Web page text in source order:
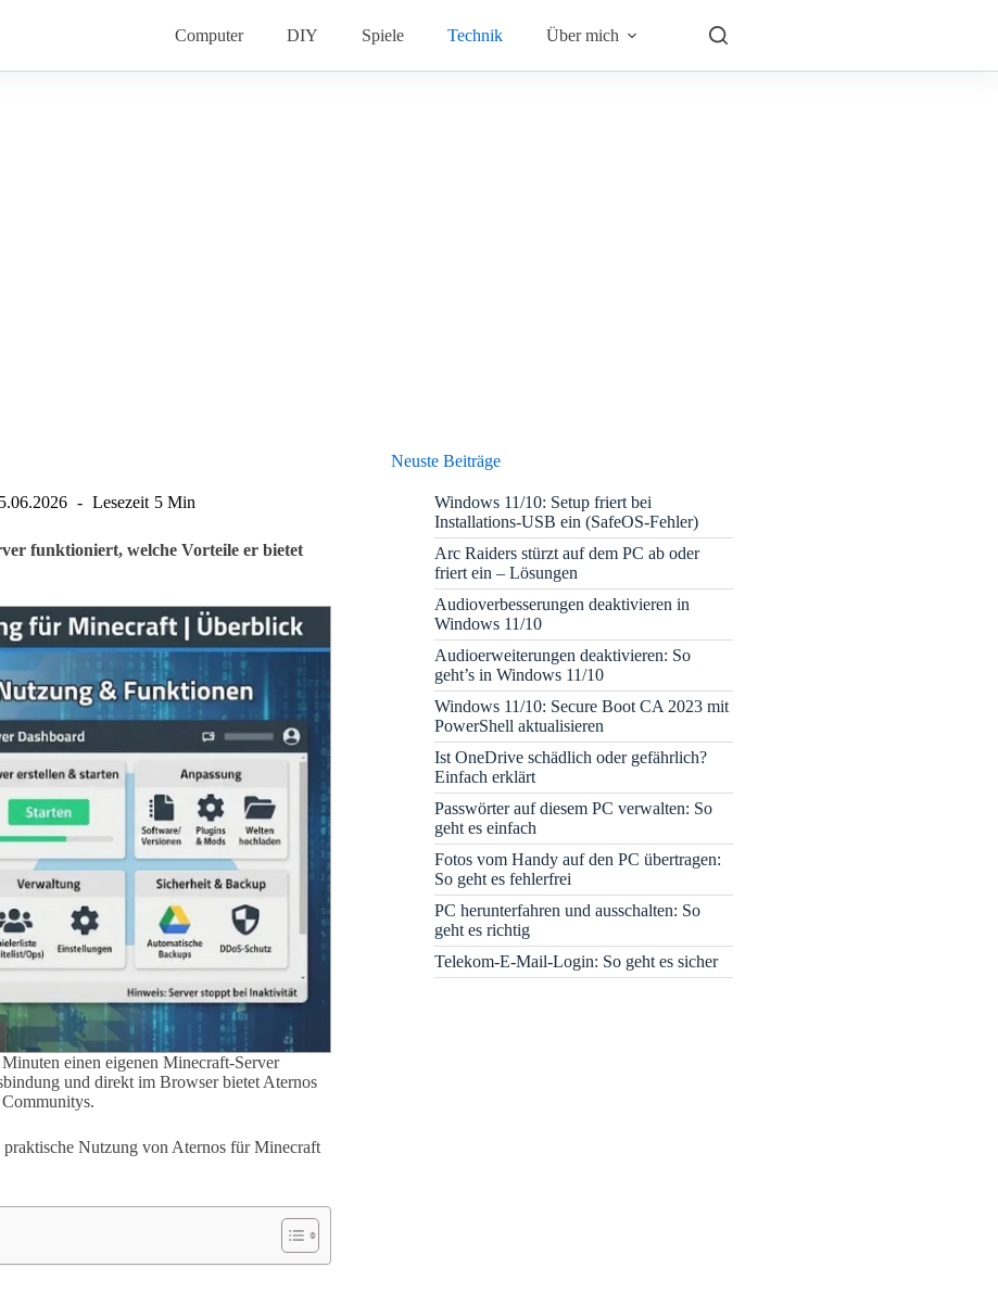
Computer DIY Spiele Technik Über mich
Lesezeit 5 Min
funktioniert, welche Vorteile er bietet
einen eigenen Minecraft-Server
und direkt im Browser bietet Aternos
Nutzung von Aternos für Minecraft
Neuste Beiträge
Windows 11/10: Setup friert bei
Installations-USB ein (SafeOS-Fehler)
Arc Raiders stürzt auf dem PC ab oder
friert ein – Lösungen
Audioverbesserungen deaktivieren in
Windows 11/10
Audioerweiterungen deaktivieren: So
geht’s in Windows 11/10
Windows 11/10: Secure Boot CA 2023 mit
PowerShell aktualisieren
Ist OneDrive schädlich oder gefährlich?
Einfach erklärt
Passwörter auf diesem PC verwalten: So
geht es einfach
Fotos vom Handy auf den PC übertragen:
So geht es fehlerfrei
PC herunterfahren und ausschalten: So
geht es richtig
Telekom-E-Mail-Login: So geht es sicher